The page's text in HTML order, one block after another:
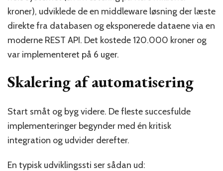
kroner), udviklede de en middleware løsning der læste
direkte fra databasen og eksponerede dataene via en
moderne REST API. Det kostede 120.000 kroner og
var implementeret på 6 uger.
Skalering af automatisering
Start småt og byg videre. De fleste succesfulde
implementeringer begynder med én kritisk
integration og udvider derefter.
En typisk udviklingssti ser sådan ud: